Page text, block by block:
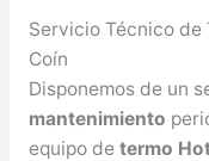
Servicio Técnico de
Coín
Disponemos de un
mantenimiento
equipo de termo